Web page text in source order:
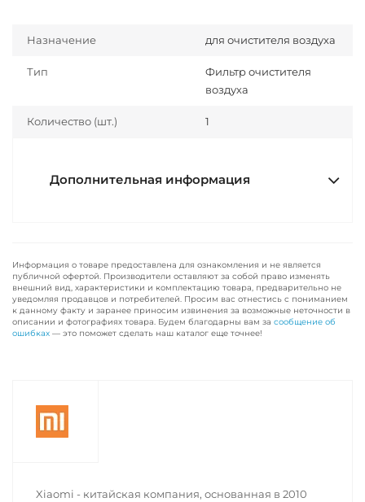
Назначение для очистителя воздуха
Тип
Фильтр очистителя
воздуха
Количество (шт.) 1
Дополнительная информация
Информация о товаре предоставлена для ознакомления и не является
публичной офертой. Производители оставляют за собой право изменять
внешний вид, характеристики и комплектацию товара, предварительно не
уведомляя продавцов и потребителей. Просим вас отнестись с пониманием
к данному факту и заранее приносим извинения за возможные неточности в
описании и фотографиях товара. Будем благодарны вам за сообщение об
ошибках — это поможет сделать наш каталог еще точнее!
Xiaomi - китайская компания, основанная в 2010